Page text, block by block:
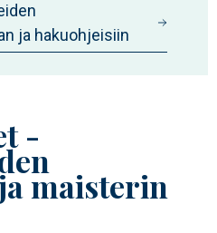
ja hakuohjeisiin
-
maisterin